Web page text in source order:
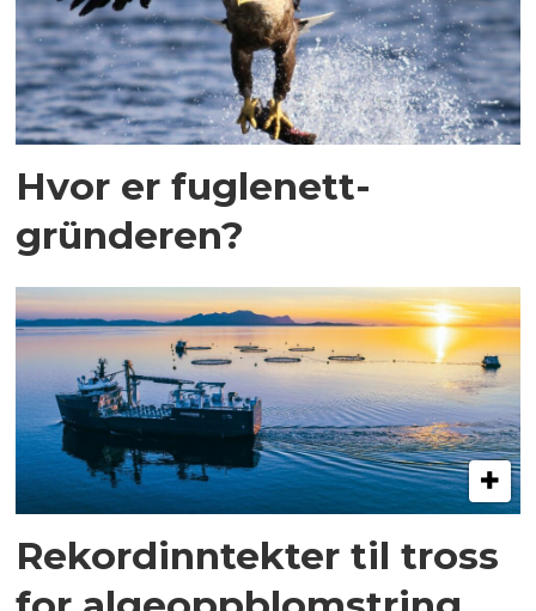
Hvor er fuglenett-
gründeren?
Rekordinntekter til tross